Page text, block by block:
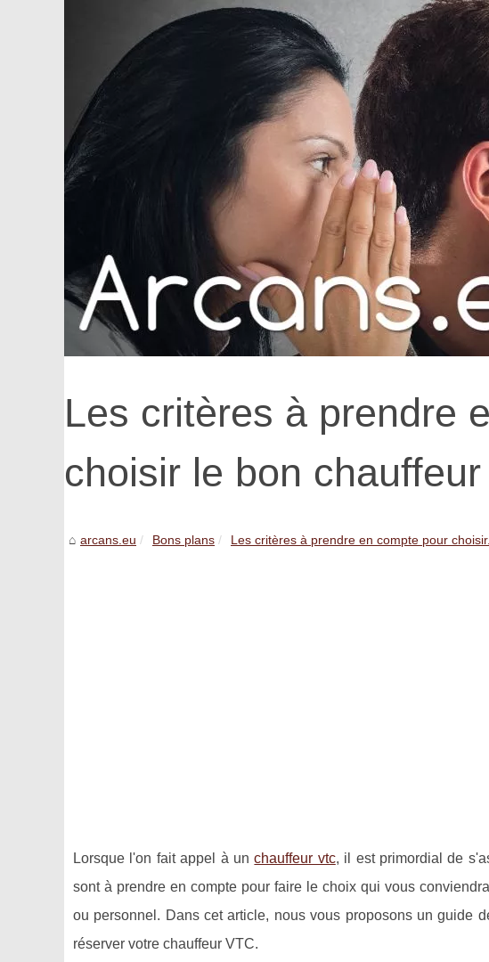
Les critères à prendre
choisir le bon
arcans.eu Bons plans Les critères à prendre en compte pour
Lorsque l'on fait appel à unchauffeur vtc, il est primordial de
sont à prendre en compte pour faire le choix qui vous
ou personnel. Dans cet article, nous vous proposons un guide
réserver votre chauffeur VTC.